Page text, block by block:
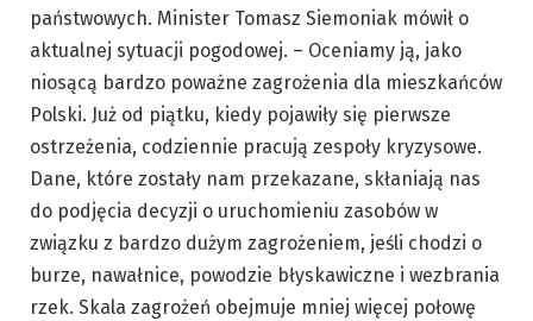
państwowych. Minister Tomasz Siemoniak mówił o
aktualnej sytuacji pogodowej. – Oceniamy ją, jako
niosącą bardzo poważne zagrożenia dla mieszkańców
Polski. Już od piątku, kiedy pojawiły się pierwsze
ostrzeżenia, codziennie pracują zespoły kryzysowe.
Dane, które zostały nam przekazane, skłaniają nas
do podjęcia decyzji o uruchomieniu zasobów w
związku z bardzo dużym zagrożeniem, jeśli chodzi o
burze, nawałnice, powodzie błyskawiczne i wezbrania
rzek. Skala zagrożeń obejmuje mniej więcej połowę